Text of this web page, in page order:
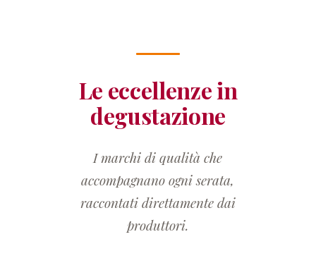
Le eccellenze in
degustazione
I marchi di qualità che
accompagnano ogni serata,
raccontati direttamente dai
produttori.